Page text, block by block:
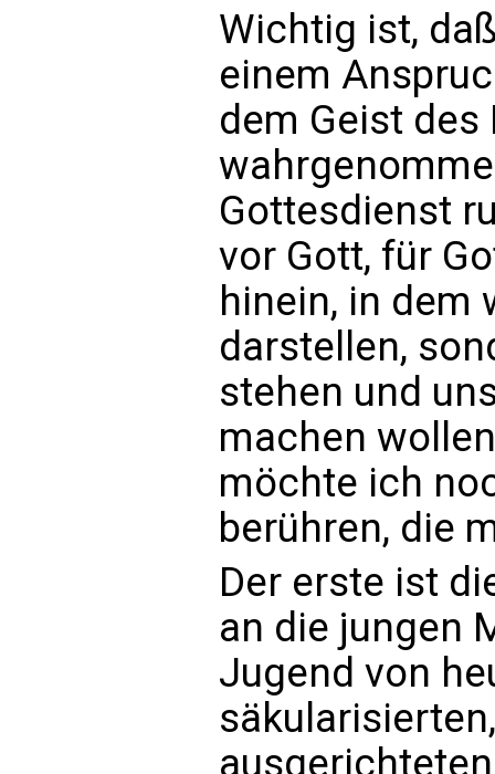
Wichtig ist,
einem
dem Geist des
Gottesdienst
vor Gott, für
hinein, in dem
darstellen,
stehen und
machen
möchte ich
berühren, die
Der erste ist
an die jungen
Jugend von